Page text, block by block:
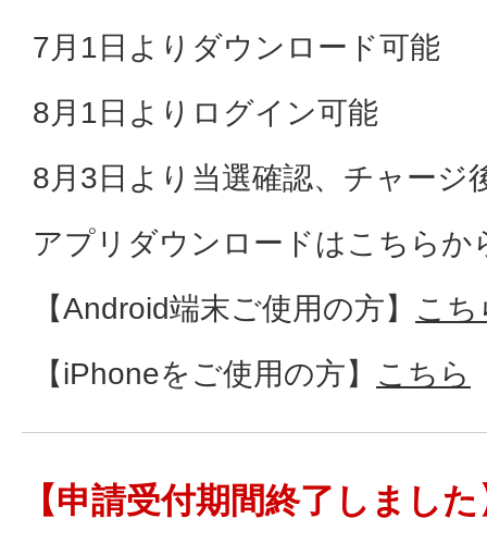
7月1日よりダウンロード可能
8月1日よりログイン可能
8月3日より当選確認、チャージ
アプリダウンロードはこちらか
【Android端末ご使用の方】 こち
【iPhoneをご使用の方】 こちら
【申請受付期間終了しました